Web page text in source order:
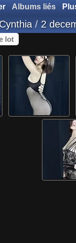
Albums liés
Cynthia / 2
lot